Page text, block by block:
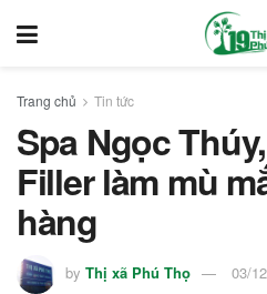
Trang chủ Tin tức
Spa Ngọc
Filler làm mù
hàng
by Thị xã Phú Thọ 03/